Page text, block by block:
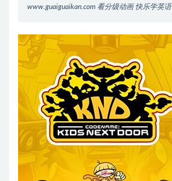
www.guaiguaikan.com 看分级动画 快乐学英语